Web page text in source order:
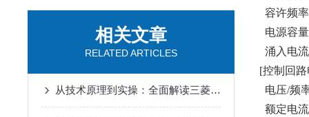
相关文章
RELATED ARTICLES
从技术原理到实操：全面解读三菱伺服驱动器的性能优势
容许频
电源容
涌入电
[控制回
电压/频
额定电